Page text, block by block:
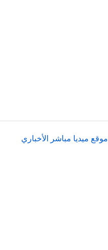
موقع ميديا مباشر الأخباري